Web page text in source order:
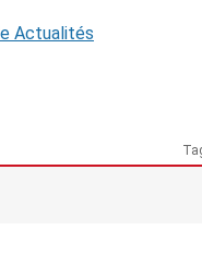
Actualités